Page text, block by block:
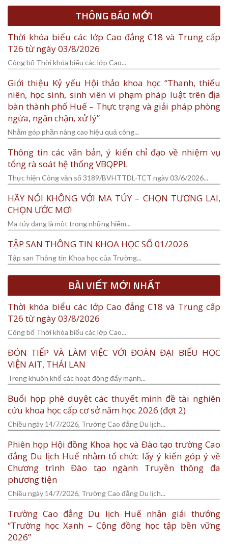
THÔNG BÁO MỚI
Thời khóa biểu các lớp Cao đẳng C18 và Trung cấp
T26 từ ngày 03/8/2026
Công bố Thời khóa biểu các lớp Cao...
Giới thiệu Kỷ yếu Hội thảo khoa học “Thanh, thiếu
niên, học sinh, sinh viên vi phạm pháp luật trên địa
bàn thành phố Huế – Thực trạng và giải pháp phòng
ngừa, ngăn chặn, xử lý”
Nhằm góp phần nâng cao hiệu quả công...
Thông tin các văn bản, ý kiến chỉ đạo về nhiệm vụ
tổng rà soát hệ thống VBQPPL
Thực hiện Công văn số 3189/BVHTTDL-TCT ngày 03/6/2026...
HÃY NÓI KHÔNG VỚI MA TÚY – CHỌN TƯƠNG LAI,
CHỌN ƯỚC MƠ!
Ma túy đang là một trong những hiểm...
TẬP SAN THÔNG TIN KHOA HỌC SỐ 01/2026
Tập san Thông tin Khoa học của Trường...
BÀI VIẾT MỚI NHẤT
Thời khóa biểu các lớp Cao đẳng C18 và Trung cấp
T26 từ ngày 03/8/2026
Công bố Thời khóa biểu các lớp Cao...
ĐÓN TIẾP VÀ LÀM VIỆC VỚI ĐOÀN ĐẠI BIỂU HỌC
VIỆN AIT, THÁI LAN
Trong khuôn khổ các hoạt động đẩy mạnh...
Buổi họp phê duyệt các thuyết minh đề tài nghiên
cứu khoa học cấp cơ sở năm học 2026 (đợt 2)
Chiều ngày 14/7/2026, Trường Cao đẳng Du lịch...
Phiên họp Hội đồng Khoa học và Đào tạo trường Cao
đẳng Du lịch Huế nhằm tổ chức lấy ý kiến góp ý về
Chương trình Đào tạo ngành Truyền thông đa
phương tiện
Chiều ngày 14/7/2026, Trường Cao đẳng Du lịch...
Trường Cao đẳng Du lịch Huế nhận giải thưởng
“Trường học Xanh – Cộng đồng học tập bền vững
2026”